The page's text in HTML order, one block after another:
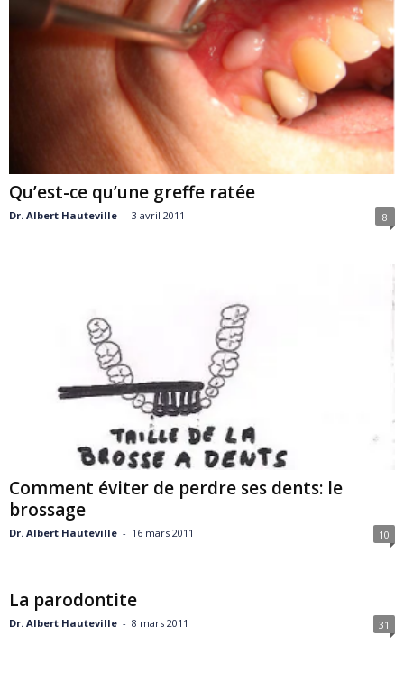
Qu’est-ce qu’une greffe ratée
Dr. Albert Hauteville - 3 avril 2011 8
Comment éviter de perdre ses dents: le
brossage
Dr. Albert Hauteville - 16 mars 2011 10
La parodontite
Dr. Albert Hauteville - 8 mars 2011 31